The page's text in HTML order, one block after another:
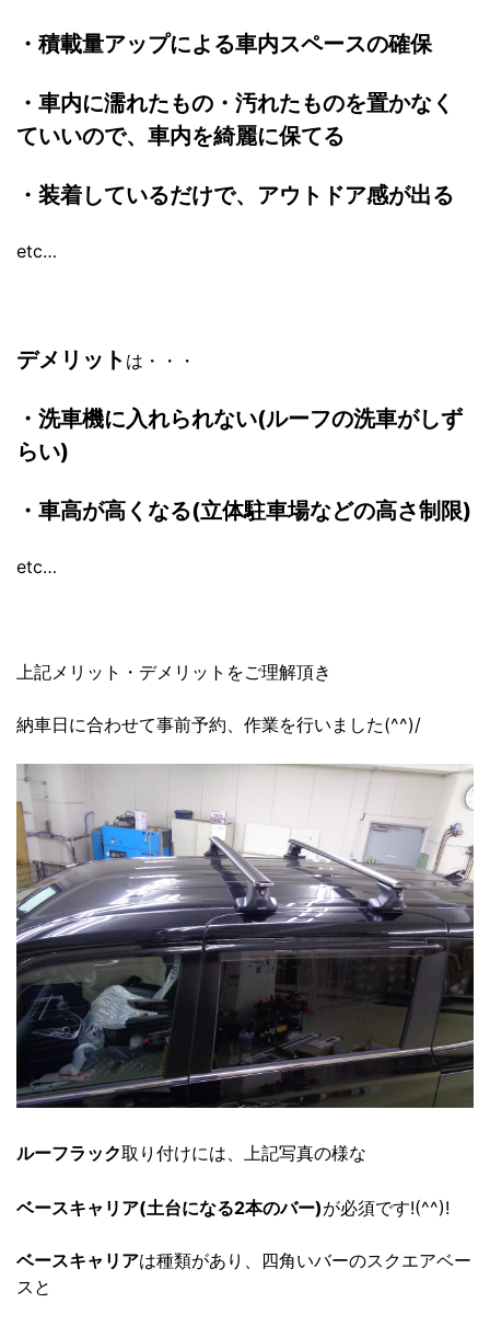
・積載量アップによる車内スペースの確保
・車内に濡れたもの・汚れたものを置かなく
ていいので、車内を綺麗に保てる
・装着しているだけで、アウトドア感が出る
etc…
デメリット は・・・
・洗車機に入れられない(ルーフの洗車がしず
らい)
・車高が高くなる(立体駐車場などの高さ制限)
etc…
上記メリット・デメリットをご理解頂き
納車日に合わせて事前予約、作業を行いました(^^)/
ルーフラック取り付けには、上記写真の様な
ベースキャリア(土台になる2本のバー)が必須です!(^^)!
ベースキャリアは種類があり、四角いバーのスクエアベー
スと